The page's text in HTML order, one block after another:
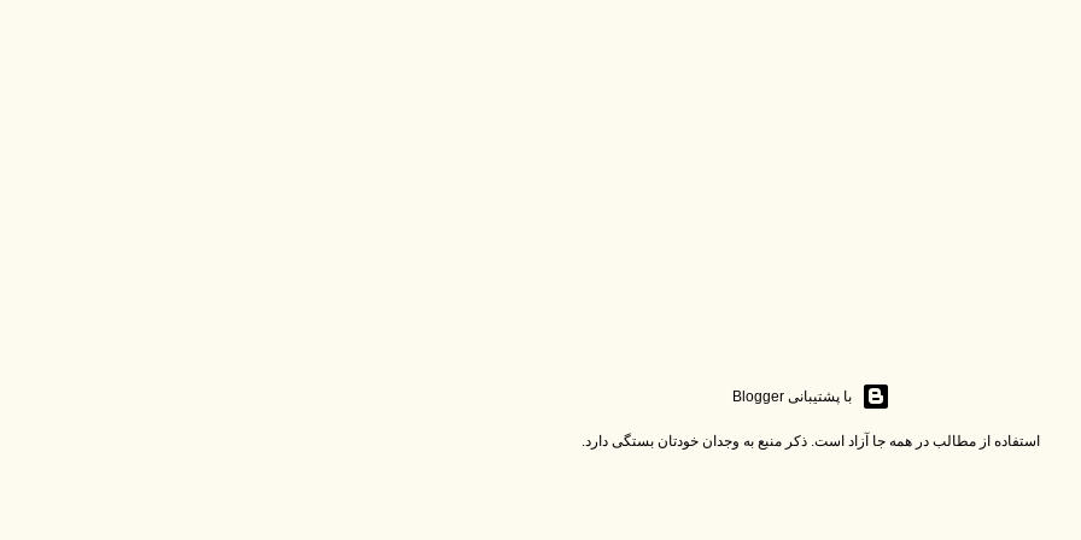
‏با پشتیبانی Blogger
استفاده از مطالب در همه جا آزاد است. ذکر منبع به وجدان خودتان بستگی دارد.